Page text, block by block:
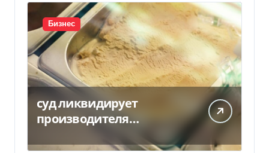
Бизнес
суд ликвидирует
производителя